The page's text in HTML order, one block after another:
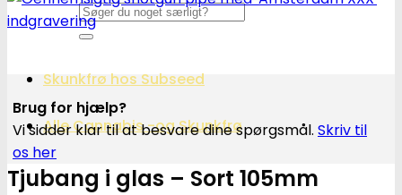
Søg
efter:
Skunkfrø hos Subseed
Alle Cannabis -og Skunkfrø
Brug for hjælp?
Vi sidder klar til at besvare dine spørgsmål. Skriv til
os her
Tjubang i glas – Sort 105mm